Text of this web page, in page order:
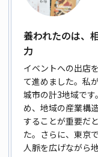
養われたのは、
力
イベントへの出店
て進めました。私
城市の計3地域で
め、地域の産業構
することが重要だ
た。さらに、東京
人脈を広げながら